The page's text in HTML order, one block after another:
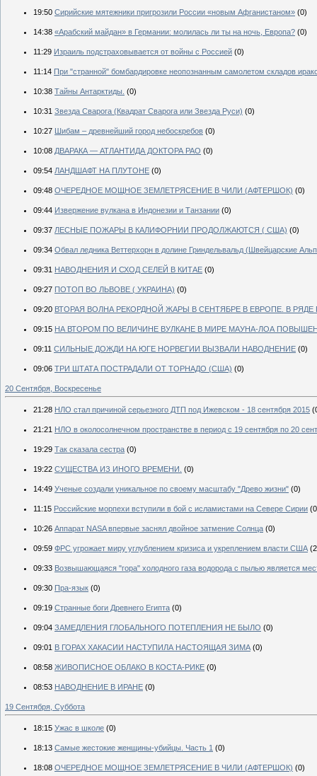
19:50 Сирийские мятежники пригрозили России «новым Афганистаном» (0)
14:38 «Арабский майдан» в Германии: молилась ли ты на ночь, Европа? (0)
11:29 Израиль подстраховывается от войны с Россией (0)
11:14 При "странной" бомбардировке неопознанным самолетом складов
10:38 Тайны Антарктиды. (0)
10:31 Звезда Сварога (Квадрат Сварога или Звезда Руси) (0)
10:27 Шибам – древнейший город небоскребов (0)
10:08 ДВАРАКА — АТЛАНТИДА ДОКТОРА РАО (0)
09:54 ЛАНДШАФТ НА ПЛУТОНЕ (0)
09:48 ОЧЕРЕДНОЕ МОЩНОЕ ЗЕМЛЕТРЯСЕНИЕ В ЧИЛИ (АФТЕРШОК) (0)
09:44 Извержение вулкана в Индонезии и Танзании (0)
09:37 ЛЕСНЫЕ ПОЖАРЫ В КАЛИФОРНИИ ПРОДОЛЖАЮТСЯ ( США) (0)
09:34 Обвал ледника Веттерхорн в долине Гриндельвальд (Швейцарские
09:31 НАВОДНЕНИЯ И СХОД СЕЛЕЙ В КИТАЕ (0)
09:27 ПОТОП ВО ЛЬВОВЕ ( УКРАИНА) (0)
09:20 ВТОРАЯ ВОЛНА РЕКОРДНОЙ ЖАРЫ В СЕНТЯБРЕ В ЕВРОПЕ. В
09:15 НА ВТОРОМ ПО ВЕЛИЧИНЕ ВУЛКАНЕ В МИРЕ МАУНА-ЛОА
09:11 СИЛЬНЫЕ ДОЖДИ НА ЮГЕ НОРВЕГИИ ВЫЗВАЛИ НАВОДНЕНИЕ (0)
09:06 ТРИ ШТАТА ПОСТРАДАЛИ ОТ ТОРНАДО (США) (0)
20 Сентября, Воскресенье
21:28 НЛО стал причиной серьезного ДТП под Ижевском - 18 сентября 2015
21:21 НЛО в околосолнечном пространстве в период с 19 сентября по 20
19:29 Так сказала сестра (0)
19:22 СУЩЕСТВА ИЗ ИНОГО ВРЕМЕНИ. (0)
14:49 Ученые создали уникальное по своему масштабу "Древо жизни" (0)
11:15 Российские морпехи вступили в бой с исламистами на Севере Сирии
10:26 Аппарат NASA впервые заснял двойное затмение Солнца (0)
09:59 ФРС угрожает миру углублением кризиса и укреплением власти США
09:33 Возвышающаяся "гора" холодного газа водорода с пылью является
09:30 Пра-язык (0)
09:19 Странные боги Древнего Египта (0)
09:04 ЗАМЕДЛЕНИЯ ГЛОБАЛЬНОГО ПОТЕПЛЕНИЯ НЕ БЫЛО (0)
09:01 В ГОРАХ ХАКАСИИ НАСТУПИЛА НАСТОЯЩАЯ ЗИМА (0)
08:58 ЖИВОПИСНОЕ ОБЛАКО В КОСТА-РИКЕ (0)
08:53 НАВОДНЕНИЕ В ИРАНЕ (0)
19 Сентября, Суббота
18:15 Ужас в школе (0)
18:13 Самые жестокие женщины-убийцы. Часть 1 (0)
18:08 ОЧЕРЕДНОЕ МОЩНОЕ ЗЕМЛЕТРЯСЕНИЕ В ЧИЛИ (АФТЕРШОК) (0)